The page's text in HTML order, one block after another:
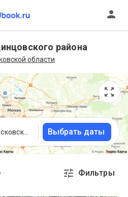
района
области
Одинцовский район, Московская область Выбрать даты
Фильтры